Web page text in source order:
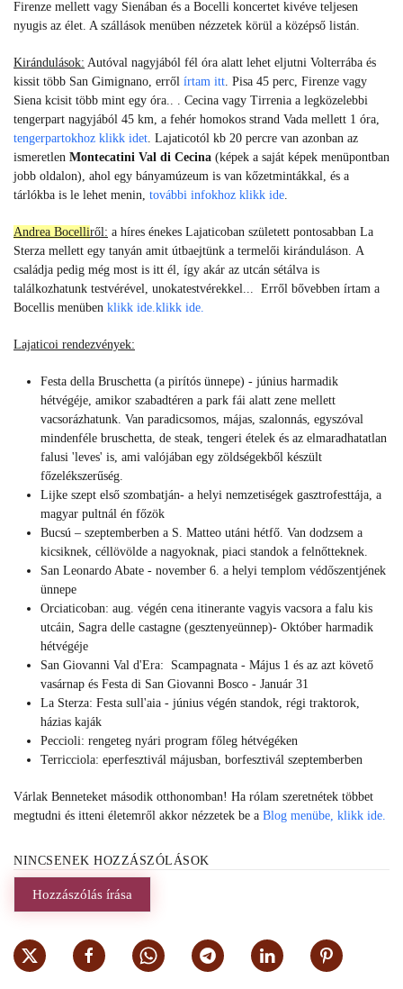
Firenze mellett vagy Sienában és a Bocelli koncertet kivéve teljesen
nyugis az élet. A szállások menüben nézzetek körül a középső listán.
Kirándulások: Autóval nagyjából fél óra alatt lehet eljutni Volterrába és
kissit több San Gimignano, erről írtam itt. Pisa 45 perc, Firenze vagy
Siena kcisit több mint egy óra.. . Cecina vagy Tirrenia a legközelebbi
tengerpart nagyjából 45 km, a fehér homokos strand Vada mellett 1 óra,
tengerpartokhoz klikk idet. Lajaticotól kb 20 percre van azonban az
ismeretlen Montecatini Val di Cecina (képek a saját képek menüpontban
jobb oldalon), ahol egy bányamúzeum is van kőzetmintákkal, és a
tárlókba is le lehet menin, további infokhoz klikk ide.
Andrea Bocelliről: a híres énekes Lajaticoban született pontosabban La
Sterza mellett egy tanyán amit útbaejtünk a termelői kiránduláson. A
családja pedig még most is itt él, így akár az utcán sétálva is
találkozhatunk testvérével, unokatestvérekkel... Erről bővebben írtam a
Bocellis menüben klikk ide.klikk ide.
Lajaticoi rendezvények:
Festa della Bruschetta (a pirítós ünnepe) - június harmadik
hétvégéje, amikor szabadtéren a park fái alatt zene mellett
vacsorázhatunk. Van paradicsomos, májas, szalonnás, egyszóval
mindenféle bruschetta, de steak, tengeri ételek és az elmaradhatatlan
falusi 'leves' is, ami valójában egy zöldségekből készült
főzelékszerűség.
Lijke szept első szombatján- a helyi nemzetiségek gasztrofesttája, a
magyar pultnál én főzök
Bucsú – szeptemberben a S. Matteo utáni hétfő. Van dodzsem a
kicsiknek, céllövölde a nagyoknak, piaci standok a felnőtteknek.
San Leonardo Abate - november 6. a helyi templom védőszentjének
ünnepe
Orciaticoban: aug. végén cena itinerante vagyis vacsora a falu kis
utcáin, Sagra delle castagne (gesztenyeünnep)- Október harmadik
hétvégéje
San Giovanni Val d'Era: Scampagnata - Május 1 és az azt követő
vasárnap és Festa di San Giovanni Bosco - Január 31
La Sterza: Festa sull'aia - június végén standok, régi traktorok,
házias kaják
Peccioli: rengeteg nyári program főleg hétvégéken
Terricciola: eperfesztivál májusban, borfesztivál szeptemberben
Várlak Benneteket második otthonomban! Ha rólam szeretnétek többet
megtudni és itteni életemről akkor nézzetek be a Blog menübe, klikk ide.
NINCSENEK HOZZÁSZÓLÁSOK
Hozzászólás írása